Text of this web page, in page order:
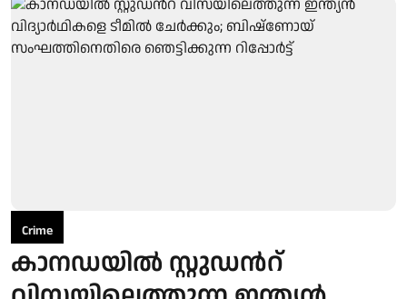
Crime
കാനഡയില്‍ സ്റ്റുഡന്‍റ്